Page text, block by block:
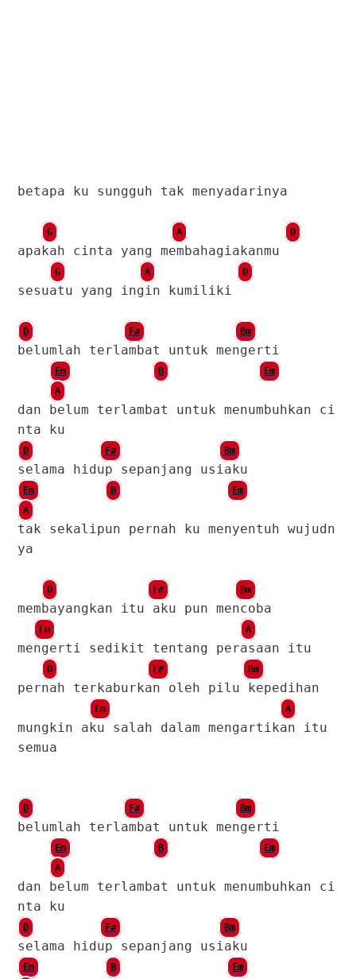
betapa ku sungguh tak menyadarinya
G A D
apakah cinta yang membahagiakanmu
G A D
sesuatu yang ingin kumiliki
D F# Bm
belumlah terlambat untuk mengerti
Em B
Em
A
dan belum terlambat untuk menumbuhkan ci
nta ku
D F# Bm
selama hidup sepanjang usiaku
Em B
Em
A
tak sekalipun pernah ku menyentuh wujudn
ya
D F# Bm
membayangkan itu aku pun mencoba
Em A
mengerti sedikit tentang perasaan itu
D F# Bm
pernah terkaburkan oleh pilu kepedihan
Em A
mungkin aku salah dalam mengartikan itu
semua
D F# Bm
belumlah terlambat untuk mengerti
Em B
Em
A
dan belum terlambat untuk menumbuhkan ci
nta ku
D F# Bm
selama hidup sepanjang usiaku
Em B Em